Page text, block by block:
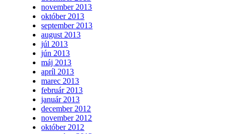
november 2013
október 2013
september 2013
august 2013
júl 2013
jún 2013
máj 2013
apríl 2013
marec 2013
február 2013
január 2013
december 2012
november 2012
október 2012